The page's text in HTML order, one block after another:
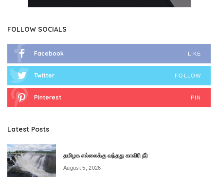
FOLLOW SOCIALS
Facebook LIKE
Twitter FOLLOW
Pinterest PIN
Latest Posts
தமிழக எல்லைக்கு வந்தது காவிரி நீர்
August 5, 2026